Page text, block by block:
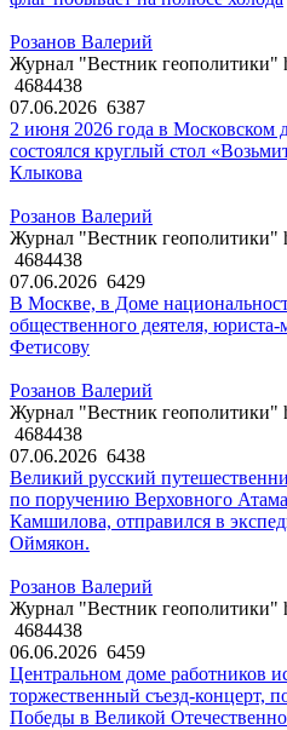
Розанов Валерий
Журнал "Вестник геополитики"
4684438
07.06.2026 6387
2 июня 2026 года в Московском
состоялся круглый стол
Клыкова
Розанов Валерий
Журнал "Вестник геополитики"
4684438
07.06.2026 6429
В Москве, в Доме
общественного деятеля,
Фетисову
Розанов Валерий
Журнал "Вестник геополитики"
4684438
07.06.2026 6438
Великий русский
по поручению Верховного
Камшилова, отправился в
Оймякон.
Розанов Валерий
Журнал "Вестник геополитики"
4684438
06.06.2026 6459
Центральном доме работников
торжественный съезд-концерт,
Победы в Великой